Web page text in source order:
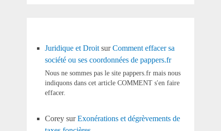
Juridique et DroitsurComment effacer sa
société ou ses coordonnées de pappers.fr
Nous ne sommes pas le site pappers.fr mais nous
indiquons dans cet article COMMENT s'en faire
effacer.
CoreysurExonérations et dégrèvements de